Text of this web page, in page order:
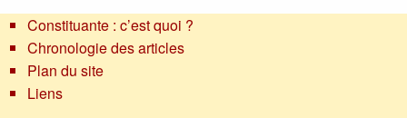
Constituante : c’est quoi ?
Chronologie des articles
Plan du site
Liens